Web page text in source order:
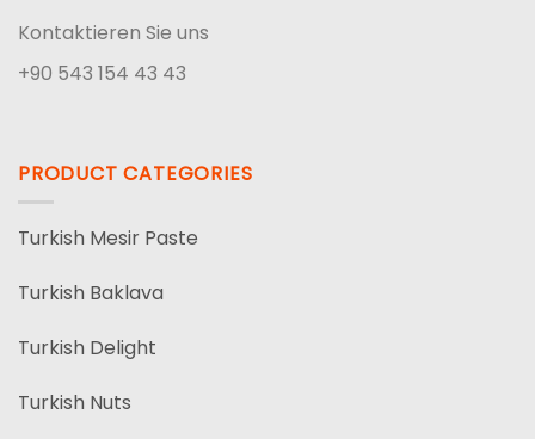
Kontaktieren Sie uns
+90 543 154 43 43
PRODUCT CATEGORIES
Turkish Mesir Paste
Turkish Baklava
Turkish Delight
Turkish Nuts